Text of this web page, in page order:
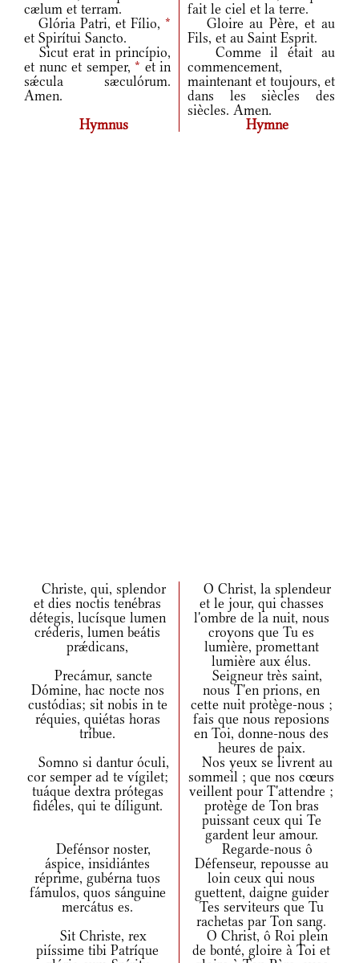
cælum et terram.
fait le ciel et la terre.
Glória Patri, et Fílio, *
et Spirítui Sancto.
Gloire au Père, et au
Fils, et au Saint Esprit.
Sicut erat in princípio,
et nunc et semper, * et in
sǽcula sæculórum.
Amen.
Comme il était au
commencement,
maintenant et toujours, et
dans les siècles des
siècles. Amen.
Hymnus
Hymne
Christe, qui, splendor
et dies noctis tenébras
détegis, lucísque lumen
créderis, lumen beátis
prǽdicans,
O Christ, la splendeur
et le jour, qui chasses
l'ombre de la nuit, nous
croyons que Tu es
lumière, promettant
lumière aux élus.
Precámur, sancte
Dómine, hac nocte nos
custódias; sit nobis in te
réquies, quiétas horas
tríbue.
Seigneur très saint,
nous T'en prions, en
cette nuit protège-nous ;
fais que nous reposions
en Toi, donne-nous des
heures de paix.
Somno si dantur óculi,
cor semper ad te vígilet;
tuáque dextra prótegas
fidéles, qui te díligunt.
Nos yeux se livrent au
sommeil ; que nos cœurs
veillent pour T'attendre ;
protège de Ton bras
puissant ceux qui Te
gardent leur amour.
Defénsor noster,
áspice, insidiántes
réprime, gubérna tuos
fámulos, quos sánguine
mercátus es.
Regarde-nous ô
Défenseur, repousse au
loin ceux qui nous
guettent, daigne guider
Tes serviteurs que Tu
rachetas par Ton sang.
Sit Christe, rex
piíssime tibi Patríque
O Christ, ô Roi plein
de bonté, gloire à Toi et